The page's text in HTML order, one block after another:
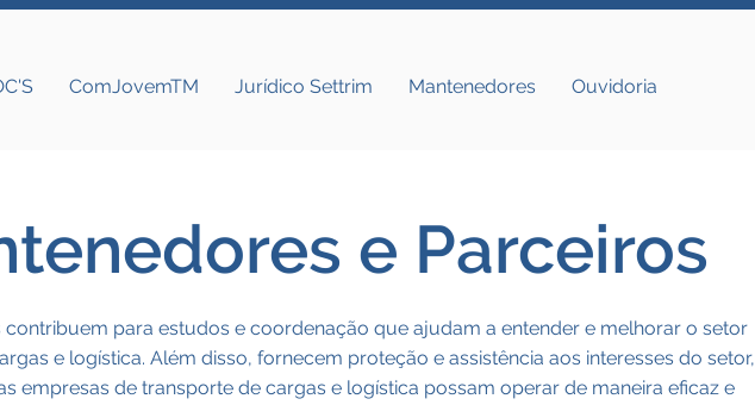
ComJovemTM Jurídico Settrim Mantenedores Ouvidoria
e Parceiros
contribuem para estudos e coordenação que ajudam a entender e melhorar o setor
e logística. Além disso, fornecem proteção e assistência aos interesses do setor,
empresas de transporte de cargas e logística possam operar de maneira eficaz e